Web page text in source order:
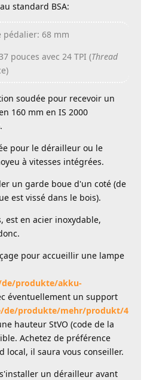
standard BSA:
pédalier: 68 mm
pouces avec 24 TPI (Thread
soudée pour recevoir un
160 mm en IS 2000
pour le dérailleur ou le
à vitesses intégrées.
un garde boue d'un coté (de
est vissé dans le bois).
est en acier inoxydable,
pour accueillir une lampe
produkte/akku-
éventuellement un support
de/produkte/mehr/produkt/4
hauteur StVO (code de la
Achetez de préférence
local, il saura vous conseiller.
un dérailleur avant